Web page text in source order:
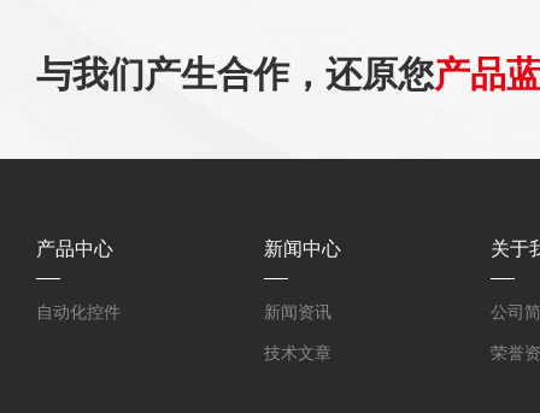
与我们产生合作，还原您产品
产品中心
自动化控件
新闻中心
新闻资讯
技术文章
关于
公司
荣誉